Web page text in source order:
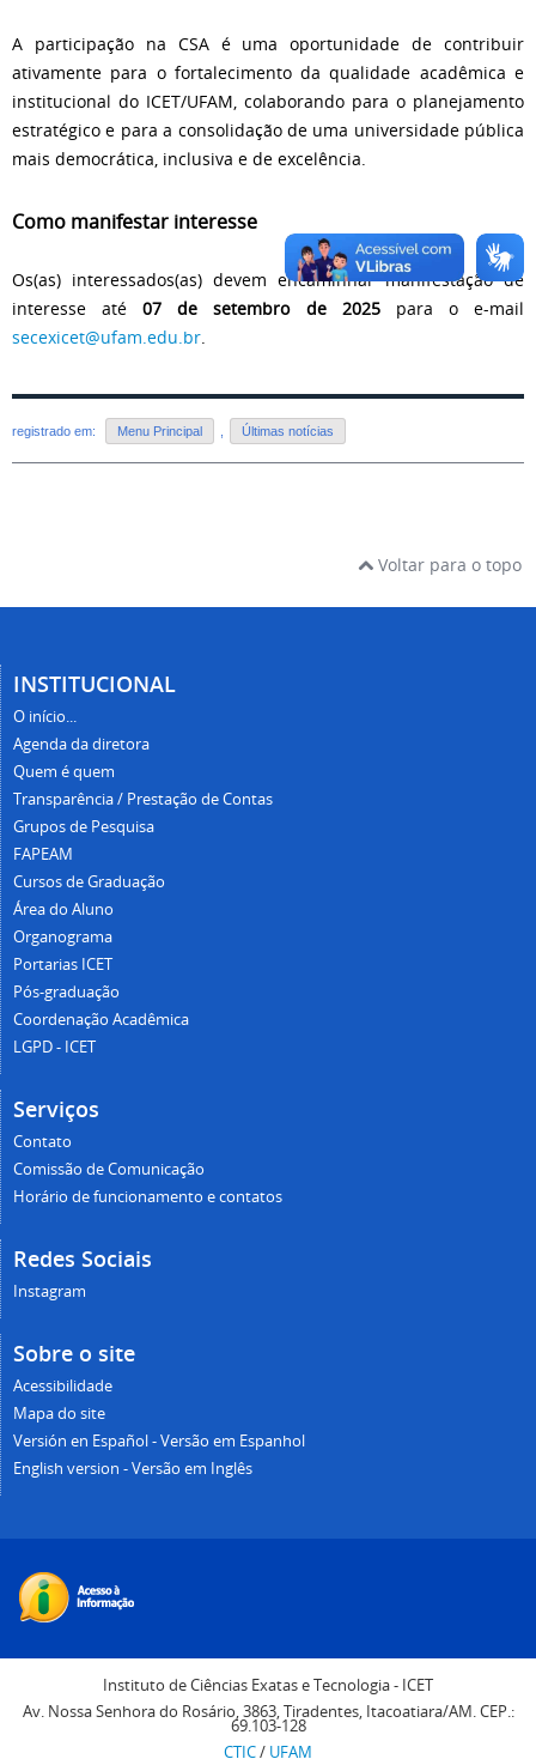
A participação na CSA é uma oportunidade de contribuir
ativamente para o fortalecimento da qualidade acadêmica e
institucional do ICET/UFAM, colaborando para o planejamento
estratégico e para a consolidação de uma universidade pública
mais democrática, inclusiva e de excelência.
Como manifestar interesse
Os(as) interessados(as) devem encaminhar manifestação de
interesse até07 de setembro de 2025para o e-mail
secexicet@ufam.edu.br.
registrado em: Menu Principal Últimas notícias
Voltar para o topo
INSTITUCIONAL
O início...
Agenda da diretora
Quem é quem
Transparência / Prestação de Contas
Grupos de Pesquisa
FAPEAM
Cursos de Graduação
Área do Aluno
Organograma
Portarias ICET
Pós-graduação
Coordenação Acadêmica
LGPD - ICET
Serviços
Contato
Comissão de Comunicação
Horário de funcionamento e contatos
Redes Sociais
Instagram
Sobre o site
Acessibilidade
Mapa do site
Versión en Español - Versão em Espanhol
English version - Versão em Inglês
Instituto de Ciências Exatas e Tecnologia - ICET
Av. Nossa Senhora do Rosário, 3863, Tiradentes, Itacoatiara/AM. CEP.:
69.103-128
CTIC/ UFAM